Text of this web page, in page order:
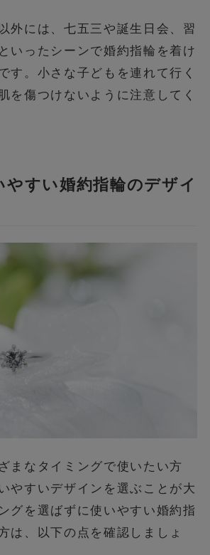
外には、七五三や誕生日会、習
いったシーンで婚約指輪を着け
す。小さな子どもを連れて行く
を傷つけないように注意してく
やすい婚約指輪のデザイ
まなタイミングで使いたい方
やすいデザインを選ぶことが大
グを選ばずに使いやすい婚約指
は、以下の点を確認しましょ